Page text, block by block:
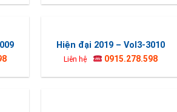
Hiện đại 2019 – Vol3-3010
Liên hệ 0915.278.598